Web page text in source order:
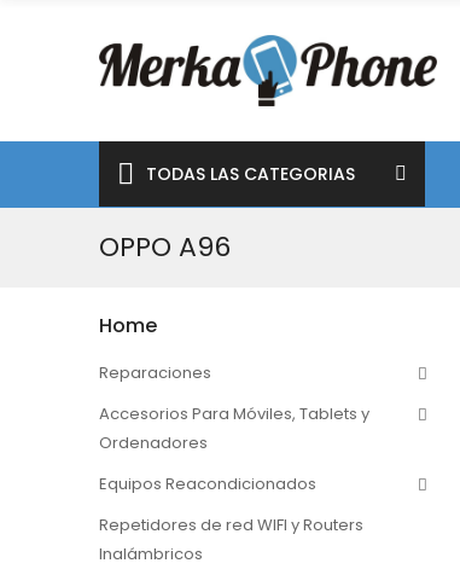
TODAS LAS CATEGORIAS
OPPO A96
Home
Reparaciones
Accesorios Para Móviles, Tablets y
Ordenadores
Equipos Reacondicionados
Repetidores de red WIFI y Routers
Inalámbricos